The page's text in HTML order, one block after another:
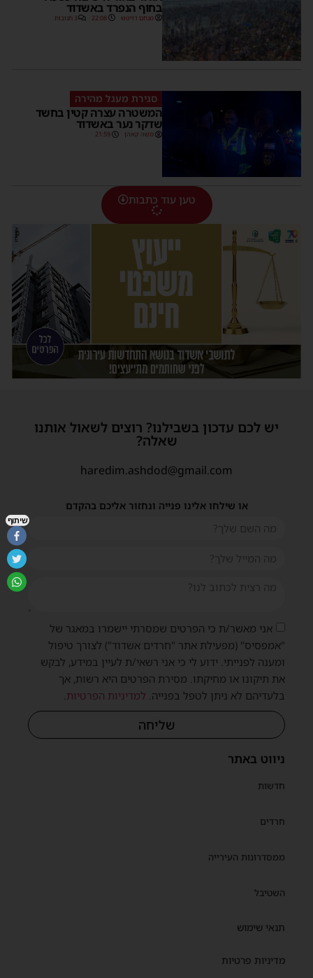
בחוף הנפרד באשדוד
מנחם דויטש 22:08 3 תגובות
סגירת מעגל מהירה
המשטרה עצרה קטין בחשד
שדקר נער באשדוד
משה קאהן 21:59
טען עוד כתבות
ניווט באתר
חדשות
חרדים
ממסדרונות העירייה
השטיבל
תנאי שימוש
מדיניות פרטיות
יש לכם עדכון בשבילנו? רוצים לשאול אותנו
שאלה?
haredim.ashdod@gmail.com
או שילחו אלינו פנייה ונחזור אליכם בהקדם
אני מאשר/ת כי הפרטים שמסרתי יישמרו במאגר של
"אמפסיס" (מפעילת אתר "חרדים אשדוד") לצורך טיפול
ומענה לפנייתי. ידוע לי כי אני רשאי/ת לעיין במידע, לבקש
את תיקונו או מחיקתו. מסירת הפרטים היא רשות, אך
בלעדיהם לא ניתן לטפל בפנייה. למדיניות הפרטיות
שליחה
שיתוף